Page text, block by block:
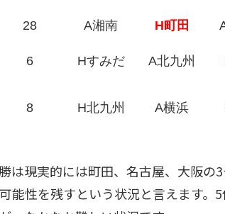
28 A湘南 H町田
6 Hすみだ A北九州
8 H北九州 A横浜
は現実的には町田、名古屋、大阪の
能性を残すという状況と言えます。